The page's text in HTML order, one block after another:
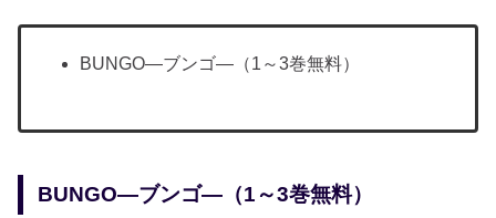
BUNGO―ブンゴ―（1～3巻無料）
BUNGO―ブンゴ―（1～3巻無料）